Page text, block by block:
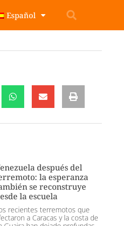
Español
después del
la esperanza
se reconstruye
la escuela
recientes terremotos que
a Caracas y la costa de